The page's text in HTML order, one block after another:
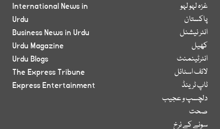
غزہ لہو لہو
پاکستان
انٹر نیشنل
کھیل
انٹرٹینمنٹ
لائف اسٹائل
ٹاپ ٹرینڈ
دلچسپ و عجیب
صحت
سونے کے نرخ
International News in
Urdu
Business News in Urdu
Urdu Magazine
Urdu Blogs
The Express Tribune
Express Entertainment